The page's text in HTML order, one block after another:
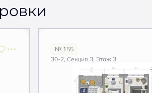
№ 155
30-2, Секция 3, Этаж 3